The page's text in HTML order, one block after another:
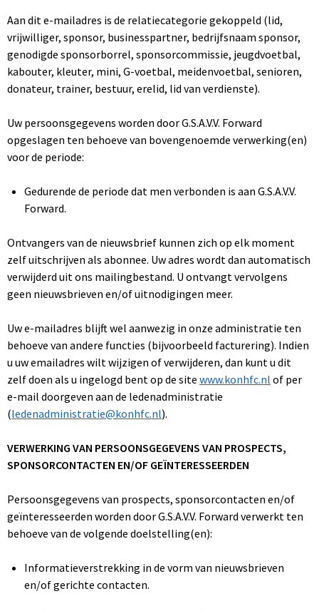
Aan dit e-mailadres is de relatiecategorie gekoppeld (lid,
vrijwilliger, sponsor, businesspartner, bedrijfsnaam sponsor,
genodigde sponsorborrel, sponsorcommissie, jeugdvoetbal,
kabouter, kleuter, mini, G-voetbal, meidenvoetbal, senioren,
donateur, trainer, bestuur, erelid, lid van verdienste).
Uw persoonsgegevens worden door G.S.A.V.V. Forward
opgeslagen ten behoeve van bovengenoemde verwerking(en)
voor de periode:
Gedurende de periode dat men verbonden is aan G.S.A.V.V.
Forward.
Ontvangers van de nieuwsbrief kunnen zich op elk moment
zelf uitschrijven als abonnee. Uw adres wordt dan automatisch
verwijderd uit ons mailingbestand. U ontvangt vervolgens
geen nieuwsbrieven en/of uitnodigingen meer.
Uw e-mailadres blijft wel aanwezig in onze administratie ten
behoeve van andere functies (bijvoorbeeld facturering). Indien
u uw emailadres wilt wijzigen of verwijderen, dan kunt u dit
zelf doen als u ingelogd bent op de site www.konhfc.nl of per
e-mail doorgeven aan de ledenadministratie
(ledenadministratie@konhfc.nl).
VERWERKING VAN PERSOONSGEGEVENS VAN PROSPECTS,
SPONSORCONTACTEN EN/OF GEÏNTERESSEERDEN
Persoonsgegevens van prospects, sponsorcontacten en/of
geïnteresseerden worden door G.S.A.V.V. Forward verwerkt ten
behoeve van de volgende doelstelling(en):
Informatieverstrekking in de vorm van nieuwsbrieven
en/of gerichte contacten.